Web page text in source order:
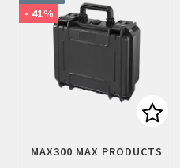
- 41%
MAX300 MAX PRODUCTS